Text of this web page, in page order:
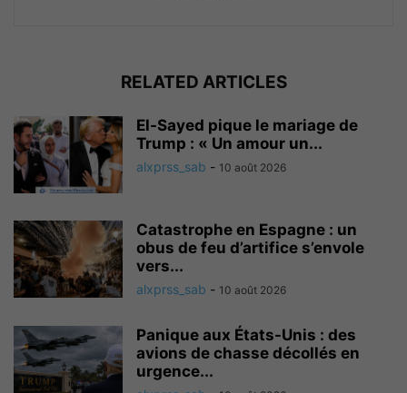
RELATED ARTICLES
El-Sayed pique le mariage de
Trump : « Un amour un...
alxprss_sab - 10 août 2026
Catastrophe en Espagne : un
obus de feu d’artifice s’envole
vers...
alxprss_sab - 10 août 2026
Panique aux États-Unis : des
avions de chasse décollés en
urgence...